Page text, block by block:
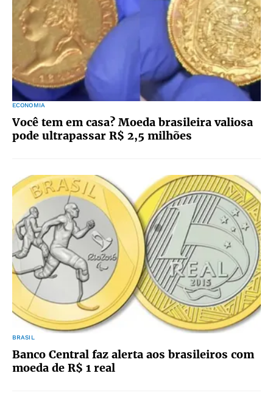
ECONOMIA
Você tem em casa? Moeda brasileira valiosa
pode ultrapassar R$ 2,5 milhões
BRASIL
Banco Central faz alerta aos brasileiros com
moeda de R$ 1 real